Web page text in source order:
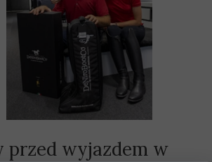
przed wyjazdem w